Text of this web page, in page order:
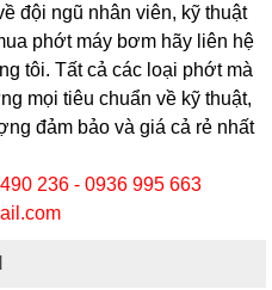
đội ngũ nhân viên, kỹ thuật
phớt máy bơm hãy liên hệ
tôi. Tất cả các loại phớt mà
mọi tiêu chuẩn về kỹ thuật,
đảm bảo và giá cả rẻ nhất
236 - 0936 995 663